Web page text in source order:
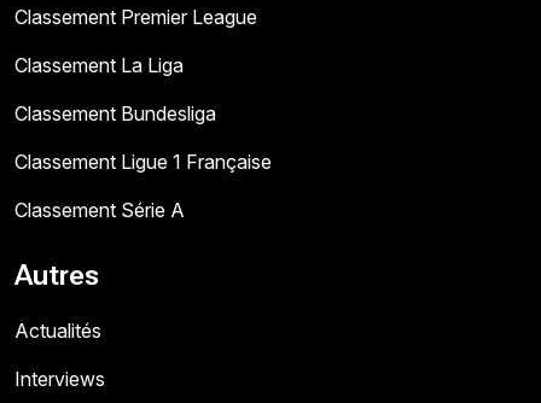
Classement Premier League
Classement La Liga
Classement Bundesliga
Classement Ligue 1 Française
Classement Série A
Autres
Actualités
Interviews